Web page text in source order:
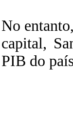
No
capital,
PIB do